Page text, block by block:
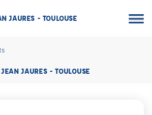
JAURES - TOULOUSE
JAURES - TOULOUSE